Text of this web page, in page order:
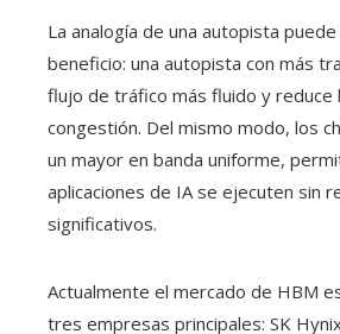
La analogía de una autopista
beneficio: una autopista con más
flujo de tráfico más fluido y reduce
congestión. Del mismo modo, los
un mayor en banda uniforme,
aplicaciones de IA se ejecuten sin
significativos.
Actualmente el mercado de HBM
tres empresas principales: SK